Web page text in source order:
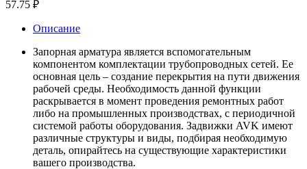
57.75 ₽
Описание
Запорная арматура является вспомогательным
компонентом комплектации трубопроводных сетей. Ее
основная цель – создание перекрытия на пути движения
рабочей среды. Необходимость данной функции
раскрывается в момент проведения ремонтных работ
либо на промышленных производствах, с периодичной
системой работы оборудования. Задвижки AVK имеют
различные структуры и виды, подбирая необходимую
деталь, опирайтесь на существующие характеристики
вашего производства.